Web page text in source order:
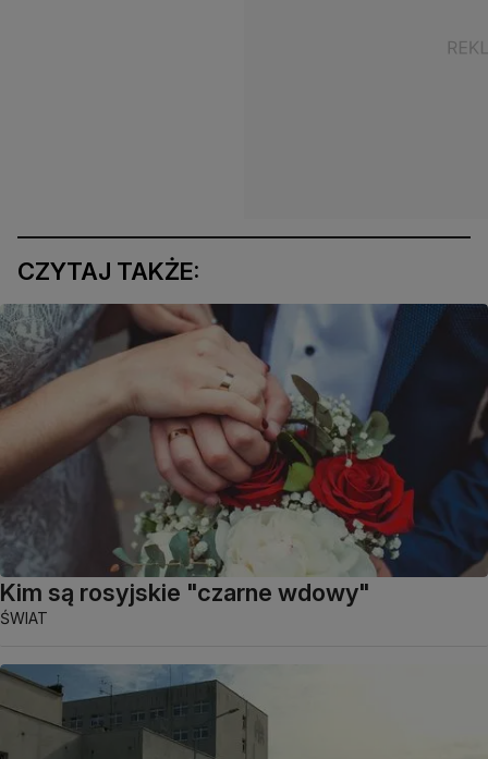
CZYTAJ TAKŻE:
Kim są rosyjskie "czarne wdowy"
ŚWIAT